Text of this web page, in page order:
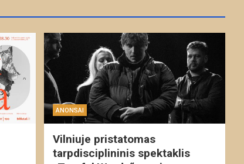
ANONSAI
Vilniuje pristatomas
tarpdisciplininis spektaklis